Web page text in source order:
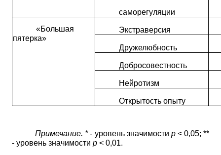
саморегуляции
«Большая
пятерка»
Экстраверсия
Дружелюбность
Добросовестность
Нейротизм
Открытость опыту
Примечание. * - уровень значимости р< 0,05; **
- уровень значимости р < 0,01.